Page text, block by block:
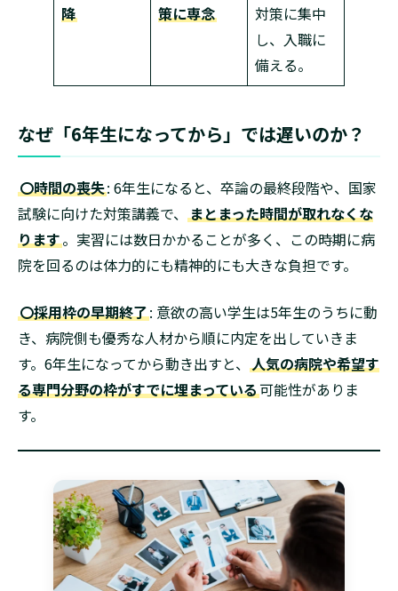
降
策に専念
対策に集中
し、入職に
備える。
なぜ「6年生になってから」では遅いのか？
〇時間の喪失: 6年生になると、卒論の最終段階や、国家
試験に向けた対策講義で、 まとまった時間が取れなくな
ります。実習には数日かかることが多く、この時期に病
院を回るのは体力的にも精神的にも大きな負担です。
〇採用枠の早期終了: 意欲の高い学生は5年生のうちに動
き、病院側も優秀な人材から順に内定を出していきま
す。6年生になってから動き出すと、 人気の病院や希望す
る専門分野の枠がすでに埋まっている可能性がありま
す。